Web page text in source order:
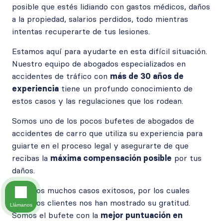
posible que estés lidiando con gastos médicos, daños
a la propiedad, salarios perdidos, todo mientras
intentas recuperarte de tus lesiones.
Estamos aquí para ayudarte en esta difícil situación.
Nuestro equipo de abogados especializados en
accidentes de tráfico con más de 30 años de
experiencia tiene un profundo conocimiento de
estos casos y las regulaciones que los rodean.
Somos uno de los pocos bufetes de abogados de
accidentes de carro que utiliza su experiencia para
guiarte en el proceso legal y asegurarte de que
recibas la máxima compensación posible por tus
daños.
Tenemos muchos casos exitosos, por los cuales
nuestros clientes nos han mostrado su gratitud.
Somos el bufete con la mejor puntuación en
Llámanos